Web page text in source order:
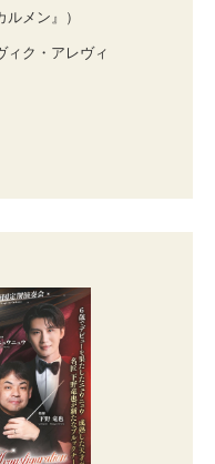
メン』）
ィク・アレヴィ